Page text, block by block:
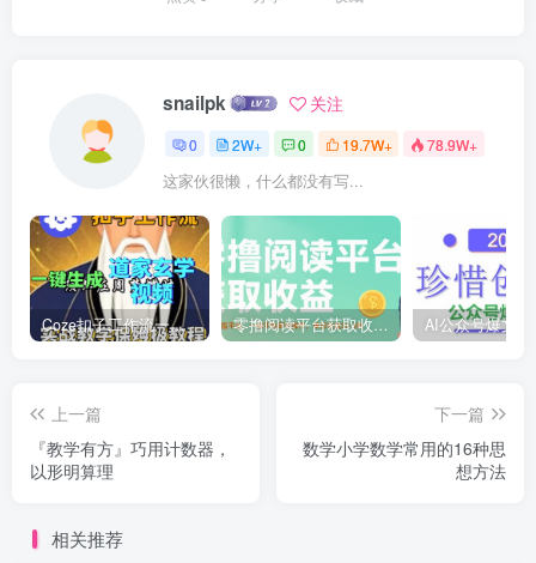
snailpk 关注
0 2W+ 0 19.7W+ 78.9W+
这家伙很懒，什么都没有写...
Coze扣子工作流一键生成道家玄学短视频，实战保姆级教程 零撸阅读平台获取收益，最新无门槛平台，一部手机即可操作，单日收益50-3张【揭秘】
上一篇
『教学有方』巧用计数器，
以形明算理
下一篇
数学小学数学常用的16种思
想方法
相关推荐